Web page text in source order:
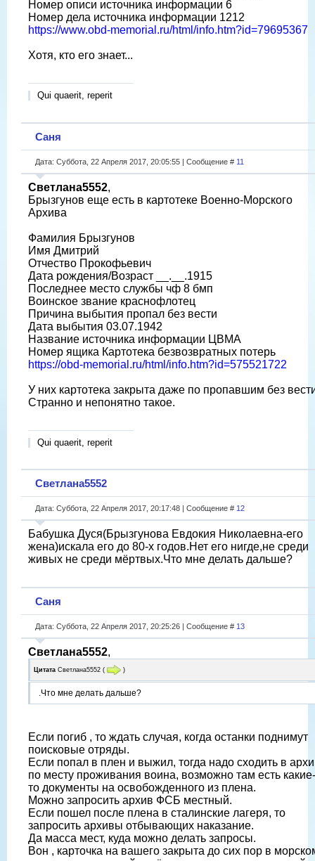
Номер описи источника информации 6
Номер дела источника информации 1212
https://www.obd-memorial.ru/html/info.htm?id=79695367
Хотя, кто его знает...
Qui quaerit, reperit
Саня
Дата: Суббота, 22 Апреля 2017, 20:05:55 | Сообщение # 11
Светлана5552,
Брызгунов еще есть в картотеке Военно-Морского
Архива
Фамилия Брызгунов
Имя Дмитрий
Отчество Прокофьевич
Дата рождения/Возраст __.__.1915
Последнее место службы чф 8 бмп
Воинское звание краснофлотец
Причина выбытия пропал без вести
Дата выбытия 03.07.1942
Название источника информации ЦВМА
Номер ящика Картотека безвозвратных потерь
https://obd-memorial.ru/html/info.htm?id=575521722
У них картотека закрыта даже по пропавшим без
Странно и непонятно такое.
Qui quaerit, reperit
Светлана5552
Дата: Суббота, 22 Апреля 2017, 20:17:48 | Сообщение # 12
Бабушка Дуся(Брызгунова Евдокия Николаевна-его
жена)искала его до 80-х годов.Нет его нигде,не среди
живых не среди мёртвых.Что мне делать дальше?
Саня
Дата: Суббота, 22 Апреля 2017, 20:25:26 | Сообщение # 13
Светлана5552,
Цитата Светлана5552 ( )
.Что мне делать дальше?
Если погиб , то ждать случая, когда останки поднимут
поисковые отряды.
Если попал в плен и выжил, тогда надо сходить в
по месту проживания воина, возможно там есть какие-
то документы на освобожденного из плена.
Можно запросить архив ФСБ местный.
Если пошел после плена в сталинские лагеря, то
запросить архивы отбывающих наказание.
Да масса мест, куда можно делать запросы.
Вон , карточка на вашего закрыта до сих пор в